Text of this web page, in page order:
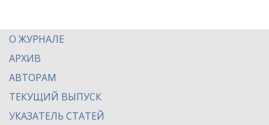
О ЖУРНАЛЕ
АРХИВ
АВТОРАМ
ТЕКУЩИЙ ВЫПУСК
УКАЗАТЕЛЬ СТАТЕЙ